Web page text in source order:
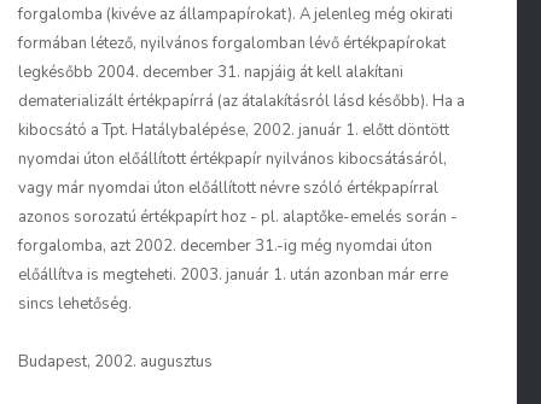
forgalomba (kivéve az állampapírokat). A jelenleg még okirati
formában létező, nyilvános forgalomban lévő értékpapírokat
legkésőbb 2004. december 31. napjáig át kell alakítani
dematerializált értékpapírrá (az átalakításról lásd később). Ha a
kibocsátó a Tpt. Hatálybalépése, 2002. január 1. előtt döntött
nyomdai úton előállított értékpapír nyilvános kibocsátásáról,
vagy már nyomdai úton előállított névre szóló értékpapírral
azonos sorozatú értékpapírt hoz - pl. alaptőke-emelés során -
forgalomba, azt 2002. december 31.-ig még nyomdai úton
előállítva is megteheti. 2003. január 1. után azonban már erre
sincs lehetőség.
Budapest, 2002. augusztus